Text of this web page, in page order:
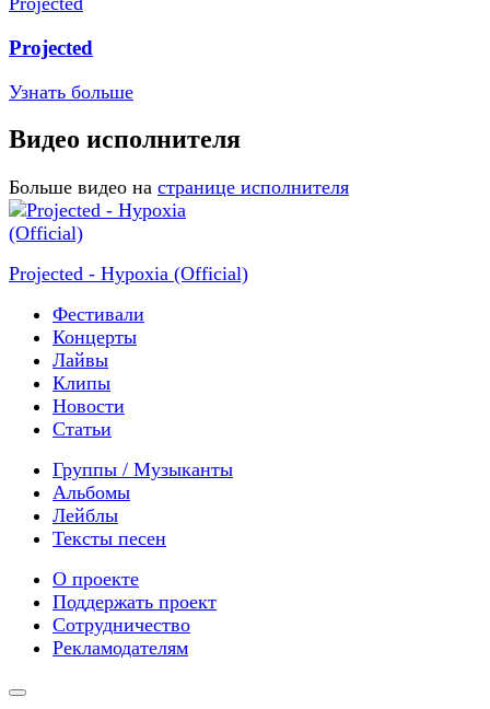
Projected
Узнать больше
Видео исполнителя
Больше видео на странице исполнителя
Projected - Hypoxia (Official)
Фестивали
Концерты
Лайвы
Клипы
Новости
Статьи
Группы / Музыканты
Альбомы
Лейблы
Тексты песен
О проекте
Поддержать проект
Сотрудничество
Рекламодателям